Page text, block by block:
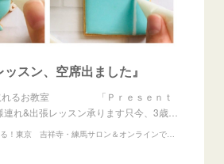
ッスン、空席出ました』
取れるお教室 「Ｐｒｅｓｅｎｔ
連れ&出張レッスン承ります只今、3歳…
2ヶ月先まで予約で埋まる！東京 吉祥寺・練馬サロン＆オンラインで13の資格が取れるお教室『Presents』